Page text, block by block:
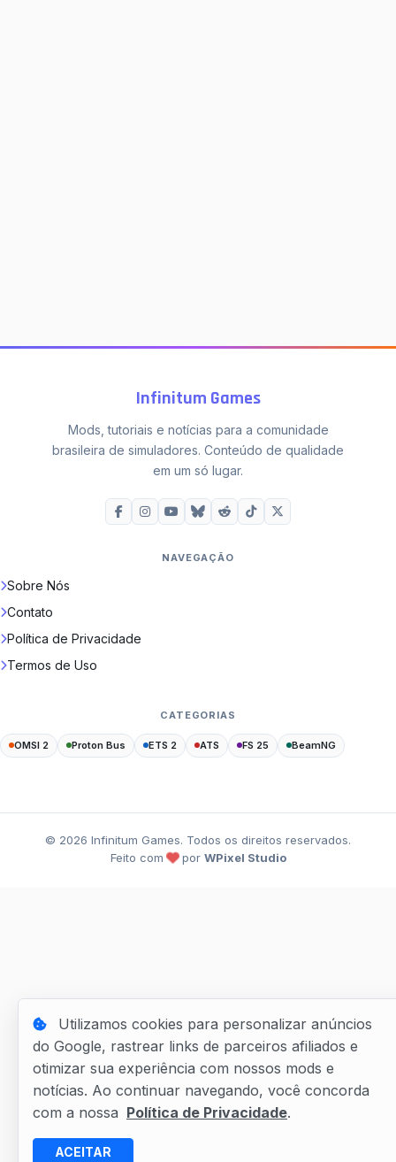
Infinitum Games
Mods, tutoriais e notícias para a comunidade
brasileira de simuladores. Conteúdo de qualidade
em um só lugar.
NAVEGAÇÃO
Sobre Nós
Contato
Política de Privacidade
Termos de Uso
CATEGORIAS
OMSI 2 Proton Bus ETS 2 ATS FS 25 BeamNG
© 2026 Infinitum Games. Todos os direitos reservados.
Feito com
por WPixel Studio
Utilizamos cookies para personalizar anúncios
do Google, rastrear links de parceiros afiliados e
otimizar sua experiência com nossos mods e
notícias. Ao continuar navegando, você concorda
com a nossa Política de Privacidade.
ACEITAR